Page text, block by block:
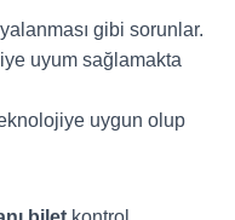
gibi sorunlar.
uyum sağlamakta
uygun olup